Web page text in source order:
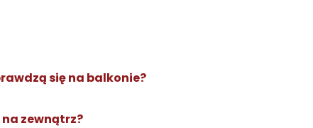
się na balkonie?
zewnątrz?